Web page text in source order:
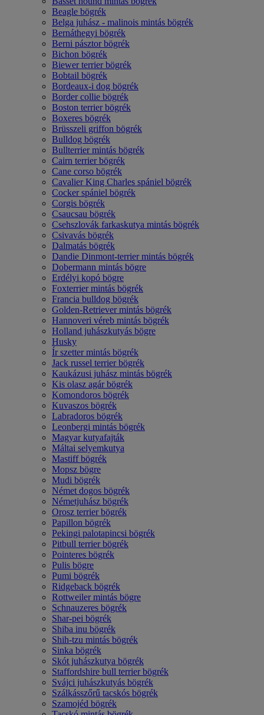
Beagle bögrék
Belga juhász - malinois mintás bögrék
Bernáthegyi bögrék
Berni pásztor bögrék
Bichon bögrék
Biewer terrier bögrék
Bobtail bögrék
Bordeaux-i dog bögrék
Border collie bögrék
Boston terrier bögrék
Boxeres bögrék
Brüsszeli griffon bögrék
Bulldog bögrék
Bullterrier mintás bögrék
Cairn terrier bögrék
Cane corso bögrék
Cavalier King Charles spániel bögrék
Cocker spániel bögrék
Corgis bögrék
Csaucsau bögrék
Csehszlovák farkaskutya mintás bögrék
Csivavás bögrék
Dalmatás bögrék
Dandie Dinmont-terrier mintás bögrék
Dobermann mintás bögre
Erdélyi kopó bögre
Foxterrier mintás bögrék
Francia bulldog bögrék
Golden-Retriever mintás bögrék
Hannoveri véreb mintás bögrék
Holland juhászkutyás bögre
Husky
Ír szetter mintás bögrék
Jack russel terrier bögrék
Kaukázusi juhász mintás bögrék
Kis olasz agár bögrék
Komondoros bögrék
Kuvaszos bögrék
Labradoros bögrék
Leonbergi mintás bögrék
Magyar kutyafajták
Máltai selyemkutya
Mastiff bögrék
Mopsz bögre
Mudi bögrék
Német dogos bögrék
Németjuhász bögrék
Orosz terrier bögrék
Papillon bögrék
Pekingi palotapincsi bögrék
Pitbull terrier bögrék
Pointeres bögrék
Pulis bögre
Pumi bögrék
Ridgeback bögrék
Rottweiler mintás bögre
Schnauzeres bögrék
Shar-pei bögrék
Shiba inu bögrék
Shih-tzu mintás bögrék
Sinka bögrék
Skót juhászkutya bögrék
Staffordshire bull terrier bögrék
Svájci juhászkutyás bögrék
Szálkásszőrű tacskós bögrék
Szamojéd bögrék